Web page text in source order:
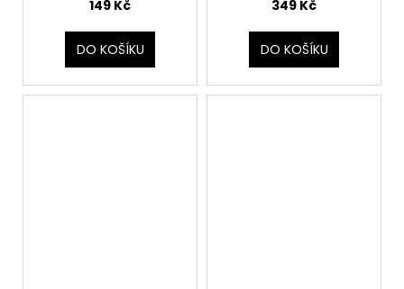
149 Kč
DO KOŠÍKU
349 Kč
DO KOŠÍKU